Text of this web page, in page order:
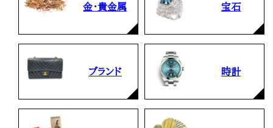
金・貴金属 宝石
ブランド 時計